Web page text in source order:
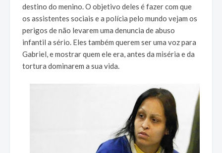
destino do menino. O objetivo deles é fazer com que
os assistentes sociais e a polícia pelo mundo vejam os
perigos de não levarem uma denuncia de abuso
infantil a sério. Eles também querem ser uma voz para
Gabriel, e mostrar quem ele era, antes da miséria e da
tortura dominarem a sua vida.